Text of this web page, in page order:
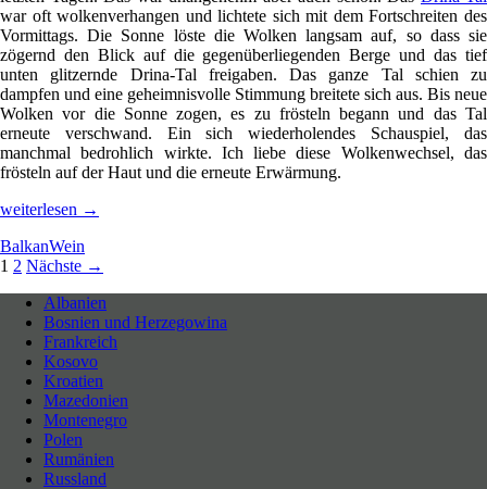
war oft wolkenverhangen und lichtete sich mit dem Fortschreiten des
Vormittags. Die Sonne löste die Wolken langsam auf, so dass sie
zögernd den Blick auf die gegenüberliegenden Berge und das tief
unten glitzernde Drina-Tal freigaben. Das ganze Tal schien zu
dampfen und eine geheimnisvolle Stimmung breitete sich aus. Bis neue
Wolken vor die Sonne zogen, es zu frösteln begann und das Tal
erneute verschwand. Ein sich wiederholendes Schauspiel, das
manchmal bedrohlich wirkte. Ich liebe diese Wolkenwechsel, das
frösteln auf der Haut und die erneute Erwärmung.
Der
Wein
Eine
geheimnisvolle
oder
weiterlesen →
BalkanWein
Beitragsnavigation
1 2 Nächste →
Neues entdecken durch Langsamkeit
Albanien
Bosnien und Herzegowina
Frankreich
Kosovo
Kroatien
Mazedonien
Montenegro
Polen
Rumänien
Russland